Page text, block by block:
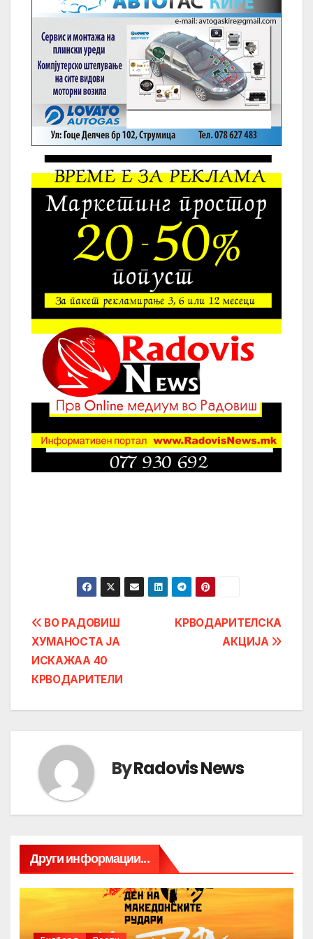
Post
navigation
КРВОДАРИТЕЛСКА
АКЦИЈА
ВО РАДОВИШ
ХУМАНОСТА ЈА
ИСКАЖАА 40
КРВОДАРИТЕЛИ
ByRadovis News
Други информации...